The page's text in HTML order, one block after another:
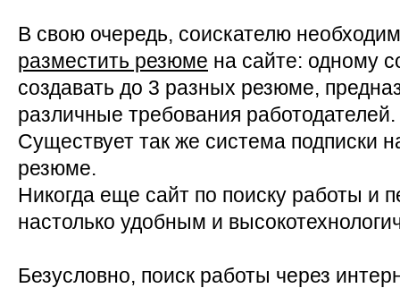
В свою очередь, соискателю
разместить резюме на сайте: одному
создавать до 3 разных резюме,
различные требования работодателей.
Существует так же система подписки
резюме.
Никогда еще сайт по поиску работы и
настолько удобным и
Безусловно, поиск работы через